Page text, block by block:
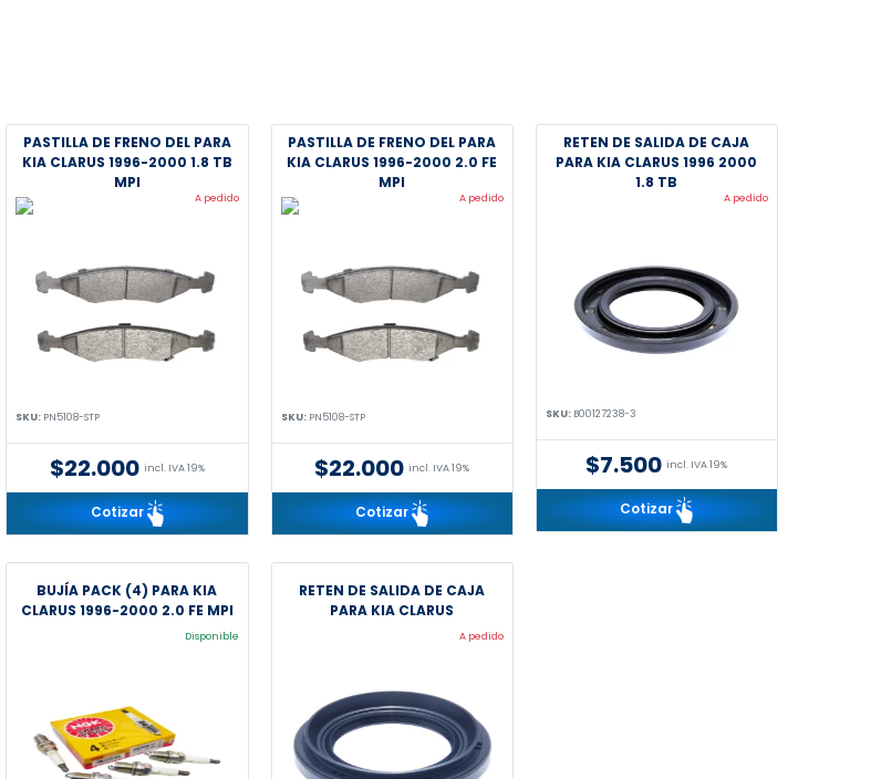
PASTILLA DE FRENO DEL PARA
KIA CLARUS 1996-2000 1.8 TB
MPI
A pedido
SKU: PN5108-STP
$22.000 incl. IVA 19%
Cotizar
PASTILLA DE FRENO DEL PARA
KIA CLARUS 1996-2000 2.0 FE
MPI
A pedido
SKU: PN5108-STP
$22.000 incl. IVA 19%
Cotizar
RETEN DE SALIDA DE CAJA
PARA KIA CLARUS 1996 2000
1.8 TB
A pedido
SKU: B00127238-3
$7.500 incl. IVA 19%
Cotizar
BUJÍA PACK (4) PARA KIA
CLARUS 1996-2000 2.0 FE MPI
Disponible
RETEN DE SALIDA DE CAJA
PARA KIA CLARUS
A pedido